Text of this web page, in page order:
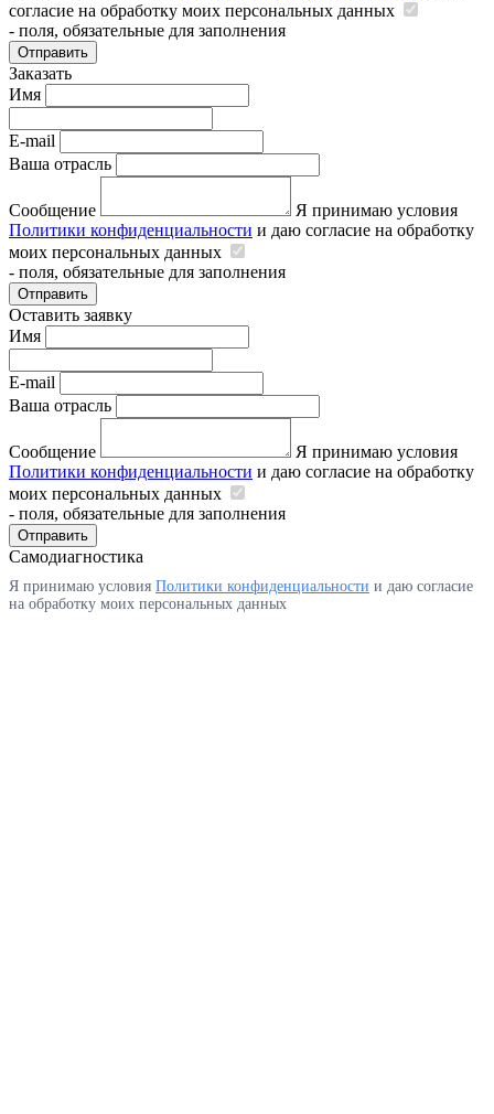
согласие на обработку моих персональных данных
- поля, обязательные для заполнения
Отправить
Заказать
Имя
E-mail
Ваша отрасль
Сообщение
Я принимаю условия
Политики конфиденциальности и даю согласие на обработку
моих персональных данных
- поля, обязательные для заполнения
Отправить
Оставить заявку
Имя
E-mail
Ваша отрасль
Сообщение
Я принимаю условия
Политики конфиденциальности и даю согласие на обработку
моих персональных данных
- поля, обязательные для заполнения
Отправить
Самодиагностика
Я принимаю условия Политики конфиденциальности и даю согласие
на обработку моих персональных данных